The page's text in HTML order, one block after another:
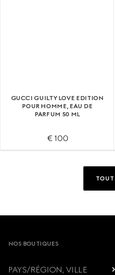
GUCCI GUILTY LOVE EDITION
POUR HOMME, EAU DE
PARFUM 50 ML
€ 100
Footer
NOS BOUTIQUES
PAYS/RÉGION, VILLE